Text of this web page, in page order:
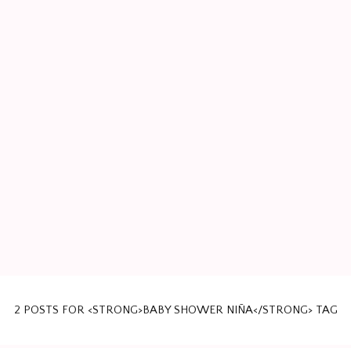
GRATIS PARA TU FIESTA
2 POSTS FOR <STRONG>BABY SHOWER NIÑA</STRONG> TAG